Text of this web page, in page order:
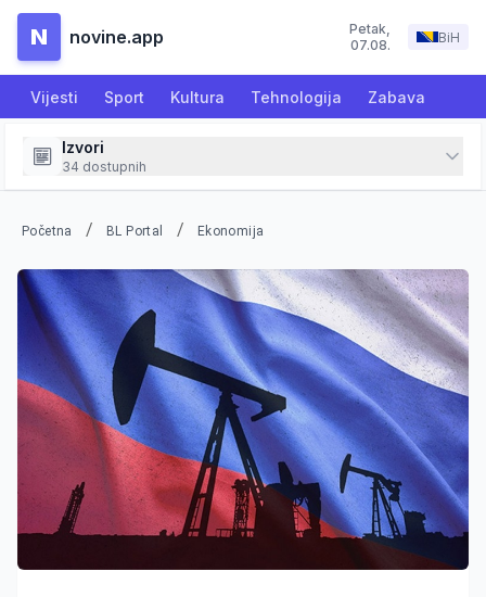
N novine.app Petak,
07.08.
BiH
Vijesti Sport Kultura Tehnologija Zabava
Izvori
34 dostupnih
Početna / BL Portal / Ekonomija